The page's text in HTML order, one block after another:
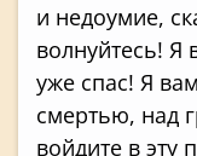
и недоумие,
волнуйтесь! Я
уже спас! Я
смертью, над
войдите в эту